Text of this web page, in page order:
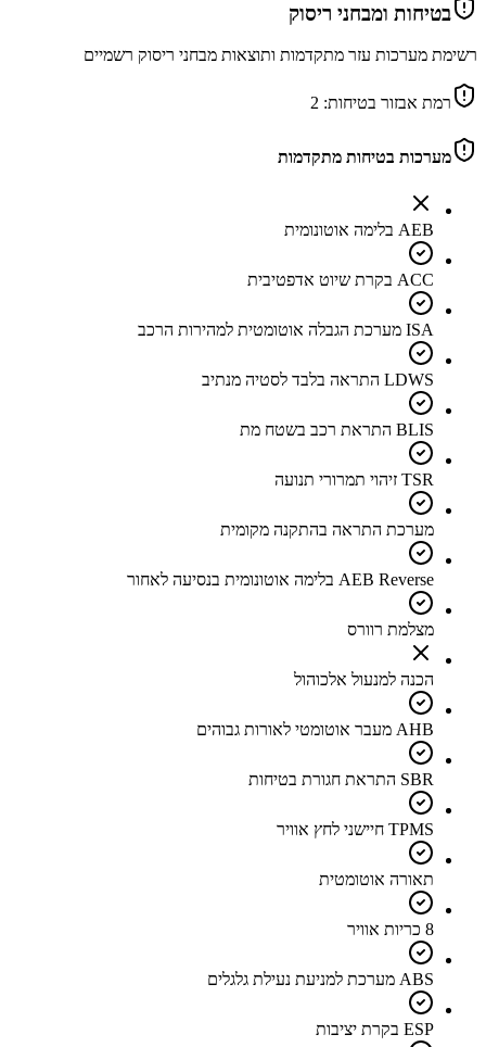
בטיחות ומבחני ריסוק
רשימת מערכות עזר מתקדמות ותוצאות מבחני ריסוק רשמיים
רמת אבזור בטיחות: 2
מערכות בטיחות מתקדמות
AEB בלימה אוטונומית
ACC בקרת שיוט אדפטיבית
ISA מערכת הגבלה אוטומטית למהירות הרכב
LDWS התראה בלבד לסטיה מנתיב
BLIS התראת רכב בשטח מת
TSR זיהוי תמרורי תנועה
מערכת התראה בהתקנה מקומית
AEB Reverse בלימה אוטונומית בנסיעה לאחור
מצלמת רוורס
הכנה למנעול אלכוהול
AHB מעבר אוטומטי לאורות גבוהים
SBR התראת חגורת בטיחות
TPMS חיישני לחץ אוויר
תאורה אוטומטית
8 כריות אוויר
ABS מערכת למניעת נעילת גלגלים
ESP בקרת יציבות